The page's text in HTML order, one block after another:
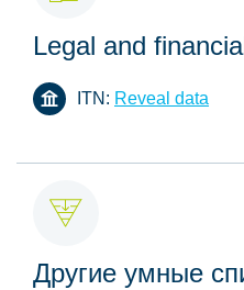
Legal and
ITN: Reveal data
Другие умные